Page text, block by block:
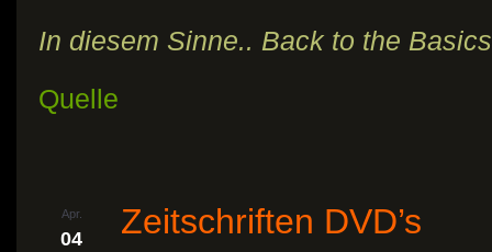
In diesem Sinne.. Back to the
Quelle
Apr.
04 Zeitschriften DVD’s